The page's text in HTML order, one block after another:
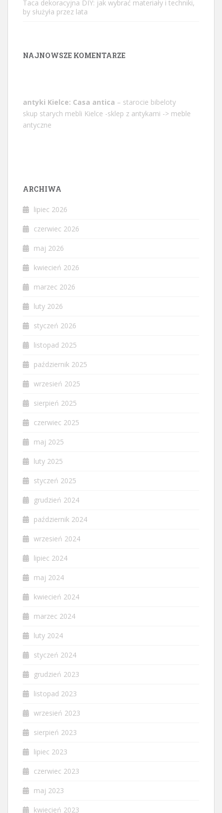
Taca dekoracyjna DIY: jak wybrać materiały i techniki,
by służyła przez lata
NAJNOWSZE KOMENTARZE
antyki Kielce: Casa antica – starocie bibeloty
skup starych mebli Kielce -sklep z antykami -> meble
antyczne
ARCHIWA
lipiec 2026
czerwiec 2026
maj 2026
kwiecień 2026
marzec 2026
luty 2026
styczeń 2026
listopad 2025
październik 2025
wrzesień 2025
sierpień 2025
czerwiec 2025
maj 2025
luty 2025
styczeń 2025
grudzień 2024
październik 2024
wrzesień 2024
lipiec 2024
maj 2024
kwiecień 2024
marzec 2024
luty 2024
styczeń 2024
grudzień 2023
listopad 2023
wrzesień 2023
sierpień 2023
lipiec 2023
czerwiec 2023
maj 2023
kwiecień 2023